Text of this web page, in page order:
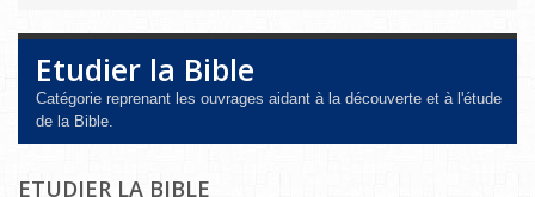
Etudier la Bible
Catégorie reprenant les ouvrages aidant à la découverte et à l'étude
de la Bible.
ETUDIER LA BIBLE